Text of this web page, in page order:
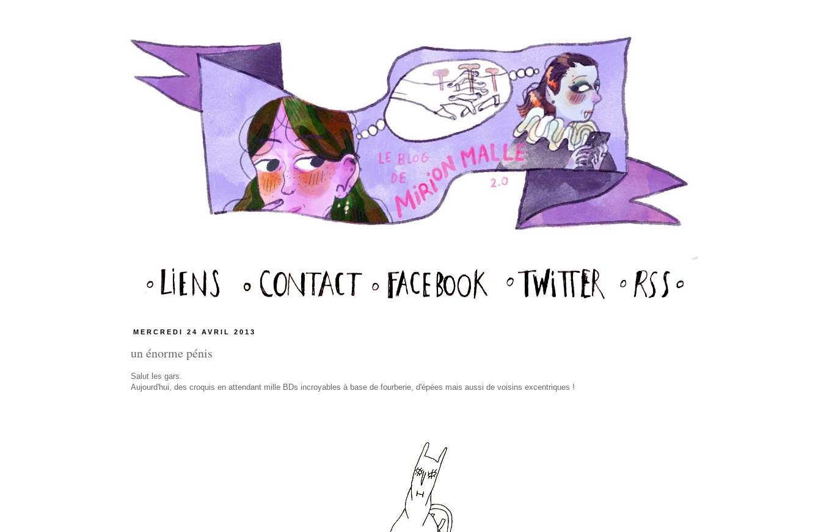
MERCREDI 24 AVRIL 2013
un énorme pénis
Salut les gars.
Aujourd'hui, des croquis en attendant mille BDs incroyables à base de fourberie, d'épées mais aussi de voisins excentriques !